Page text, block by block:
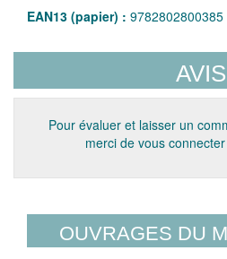
EAN13 (papier) : 9782802800385
AVIS
Pour évaluer et laisser un
merci de vous
OUVRAGES DU